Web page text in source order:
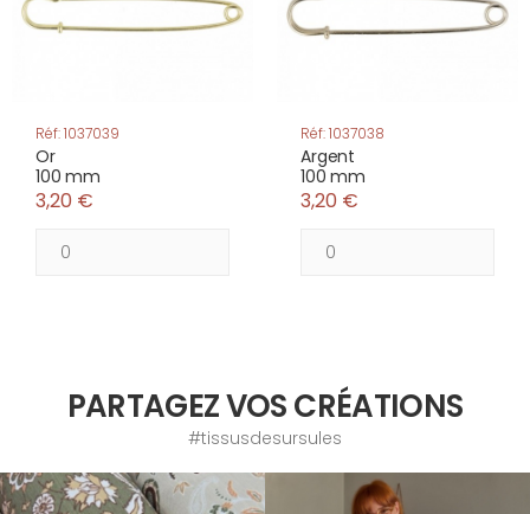
Réf: 1037039
Or
100 mm
3,20 €
Réf: 1037038
Argent
100 mm
3,20 €
PARTAGEZ VOS CRÉATIONS
#tissusdesursules